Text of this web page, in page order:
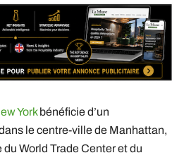
Yorkbénéficie d’un
le centre-ville de Manhattan,
World Trade Center et du